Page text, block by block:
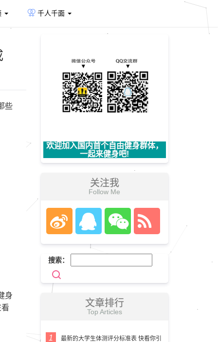
千人千面
些
身
欢迎加入国内首个自由健身群体，
一起来健身吧!
关注我
Follow Me
搜索：
文章排行
Top Articles
最新的大学生体测评分标准表 快看你引